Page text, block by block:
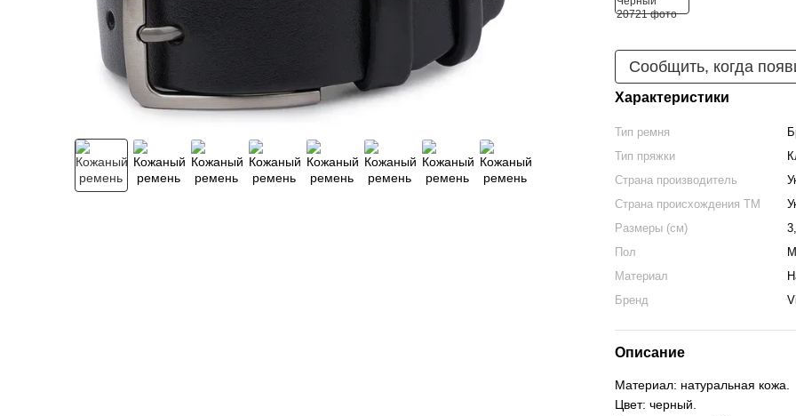
Сообщить, когда
Характеристики
Тип ремня
Тип пряжки
Страна производитель
Страна происхождения ТМ
Размеры (см)
Пол
Материал
Бренд
Описание
Материал: натуральная кожа.
Цвет: черный.